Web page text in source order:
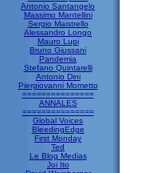
Antonio Santangelo
Massimo Mantellini
Sergio Maistrello
Alessandro Longo
Mauro Lupi
Bruno Giussani
Pandemia
Stefano Quintarelli
Antonio Dini
Piergiovanni Mometto
===============
ANNALES
===============
Global Voices
BleedingEdge
First Monday
Ted
Le Blog Medias
Joi Ito